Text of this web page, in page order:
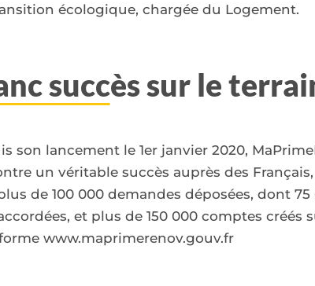
écologique, chargée du Logement.
succès sur le
son lancement le 1er janvier 2020,
un véritable succès auprès des Français,
de 100 000 demandes déposées, dont 75
et plus de 150 000 comptes créés
www.maprimerenov.gouv.fr